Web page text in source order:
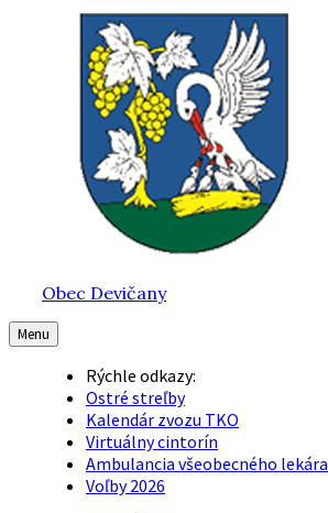
Obec Devičany
Menu
Rýchle odkazy:
Ostré streľby
Kalendár zvozu TKO
Virtuálny cintorín
Ambulancia všeobecného lekára
Voľby 2026